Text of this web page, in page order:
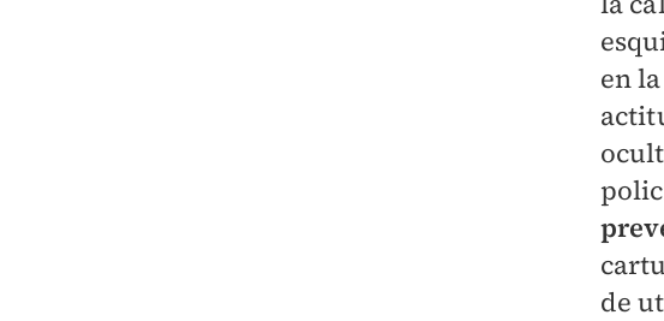
en la
de